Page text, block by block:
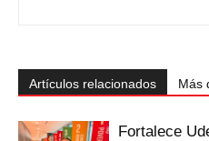
Artículos relacionados Más
Fortalece